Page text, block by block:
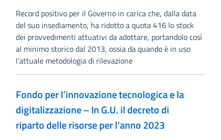
Record positivo per il Governo in carica che, dalla data
del suo insediamento, ha ridotto a quota 416 lo stock
dei provvedimenti attuativi da adottare, portandolo così
al minimo storico dal 2013, ossia da quando è in uso
l’attuale metodologia di rilevazione
Fondo per l’innovazione tecnologica e la
digitalizzazione – In G.U. il decreto di
riparto delle risorse per l’anno 2023